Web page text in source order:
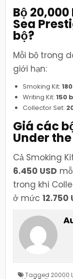
Bộ
Sea
bộ?
Mỗi bộ trong
giới hạn:
Smoking Kit:
Writing Kit:150
Collector Set:
Giá các
Under
Cả Smoking
6.450 USD
trong khi
ở mức12.750
Tagged 20000